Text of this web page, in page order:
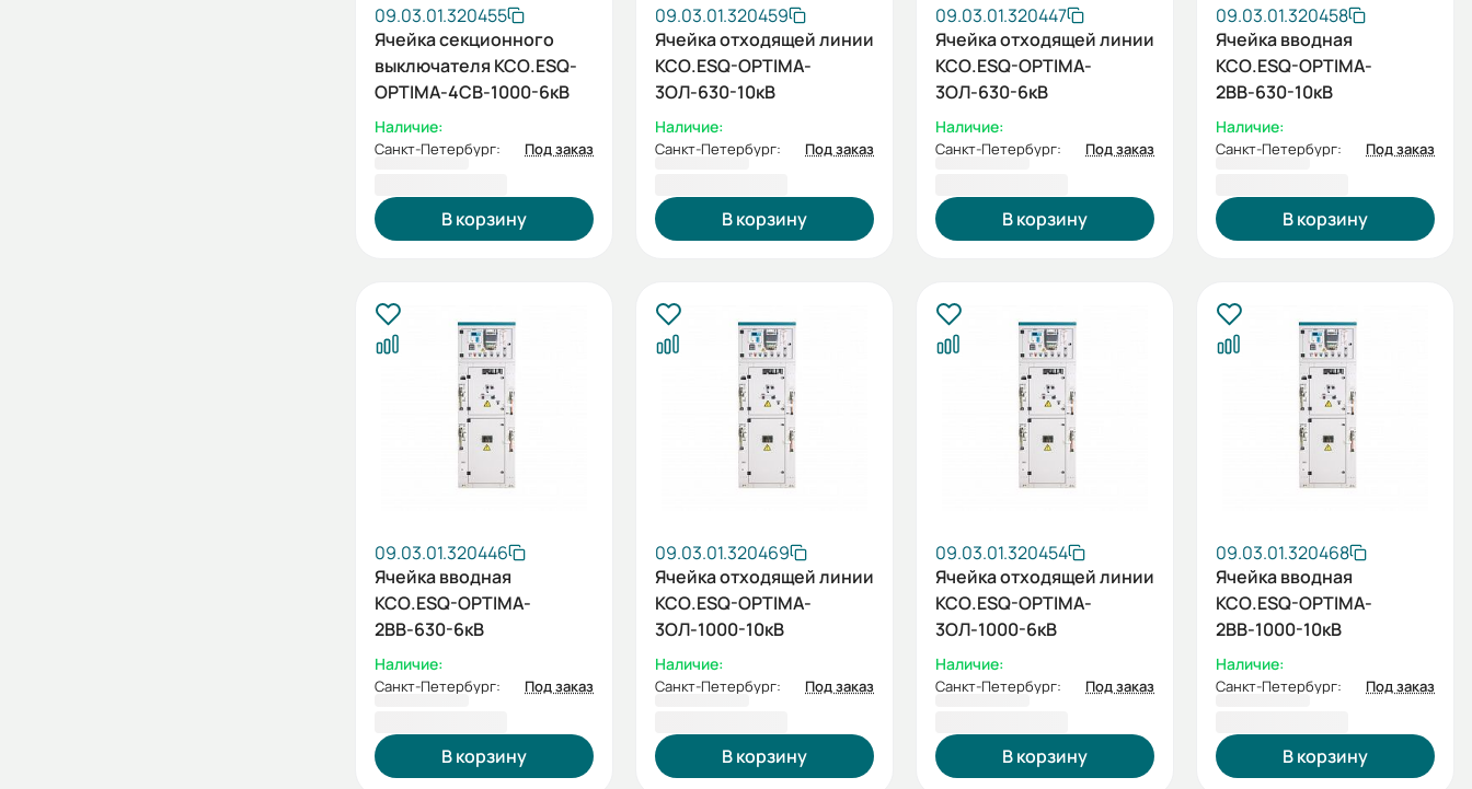
09.03.01.320455
Ячейка секционного
выключателя КСО.ESQ-
OPTIMA-4СВ-1000-6кВ
Наличие:
Санкт-Петербург: Под заказ
В корзину
09.03.01.320459
Ячейка отходящей линии
КСО.ESQ-OPTIMA-
3ОЛ-630-10кВ
Наличие:
Санкт-Петербург: Под заказ
В корзину
09.03.01.320447
Ячейка отходящей линии
КСО.ESQ-OPTIMA-
3ОЛ-630-6кВ
Наличие:
Санкт-Петербург: Под заказ
В корзину
09.03.01.320458
Ячейка вводная
КСО.ESQ-OPTIMA-
2ВВ-630-10кВ
Наличие:
Санкт-Петербург: Под заказ
В корзину
09.03.01.320446
Ячейка вводная
КСО.ESQ-OPTIMA-
2ВВ-630-6кВ
Наличие:
Санкт-Петербург: Под заказ
В корзину
09.03.01.320469
Ячейка отходящей линии
КСО.ESQ-OPTIMA-
3ОЛ-1000-10кВ
Наличие:
Санкт-Петербург: Под заказ
В корзину
09.03.01.320454
Ячейка отходящей линии
КСО.ESQ-OPTIMA-
3ОЛ-1000-6кВ
Наличие:
Санкт-Петербург: Под заказ
В корзину
09.03.01.320468
Ячейка вводная
КСО.ESQ-OPTIMA-
2ВВ-1000-10кВ
Наличие:
Санкт-Петербург: Под заказ
В корзину